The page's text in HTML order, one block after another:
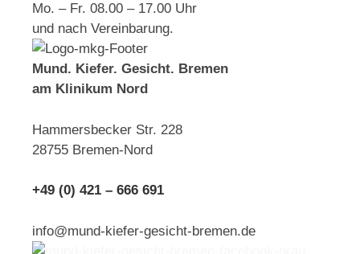
Mo. – Fr. 08.00 – 17.00 Uhr
und nach Vereinbarung.
Mund. Kiefer. Gesicht. Bremen
am Klinikum Nord
Hammersbecker Str. 228
28755 Bremen-Nord
+49 (0) 421 – 666 691
info@mund-kiefer-gesicht-bremen.de